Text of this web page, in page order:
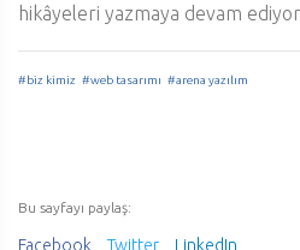
hikâyeleri yazmaya devam
#biz kimiz #web tasarımı #arena yazılım
Bu sayfayı paylaş:
Facebook Twitter LinkedIn